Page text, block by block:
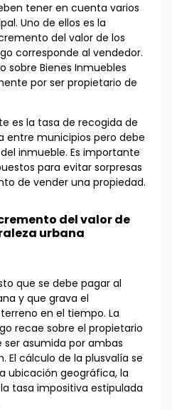
tener en cuenta varios
Uno de ellos es la
del valor de los
corresponde al vendedor.
sobre Bienes Inmuebles
por ser propietario de
es la tasa de recogida de
entre municipios pero debe
inmueble. Es importante
para evitar sorpresas
de vender una propiedad.
del valor de
urbana
que se debe pagar al
y que grava el
en el tiempo. La
recae sobre el propietario
asumida por ambas
El cálculo de la plusvalía se
ubicación geográfica, la
tasa impositiva estipulada